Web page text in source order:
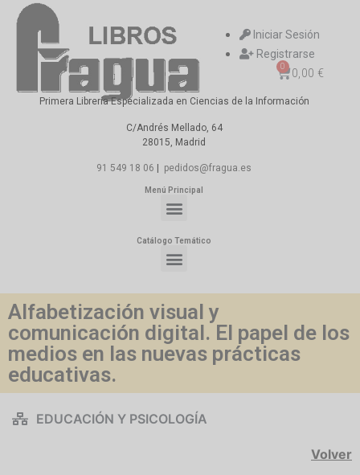
Iniciar Sesión
Registrarse
0,00 €
0
Primera Librería Especializada en Ciencias de la Información
C/Andrés Mellado, 64
28015, Madrid
91 549 18 06 pedidos@fragua.es
Menú Principal
Catálogo Temático
Alfabetización visual y
comunicación digital. El papel de los
medios en las nuevas prácticas
educativas.
EDUCACIÓN Y PSICOLOGÍA
Volver